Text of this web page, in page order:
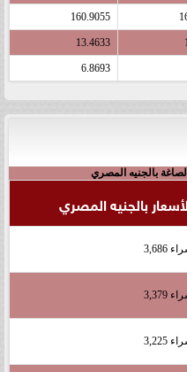
160.9055
13.4633
6.8693
بالجنيه المصري
بالجنيه المصري